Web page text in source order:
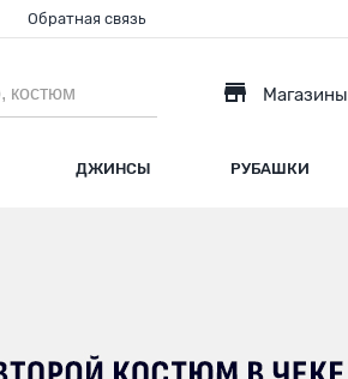
ДЖИНСЫ РУБАШКИ
Магазины
Обратная связь